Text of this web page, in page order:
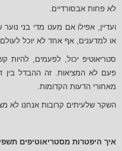
לא פחות אבסורדיים.
ועדיין, אפילו אם מעט מדי בני נוער
או למדענים, אף אחד לא יוכל
סטריאוטיפ יכול, לפעמים, להיות
פעם לא המציאות. זה ההבדל בין
מאחורי הדעות הקדומות.
השקר שלעיתים קרובות אנחנו לא
איך היפטרות מסטריאוטיפים